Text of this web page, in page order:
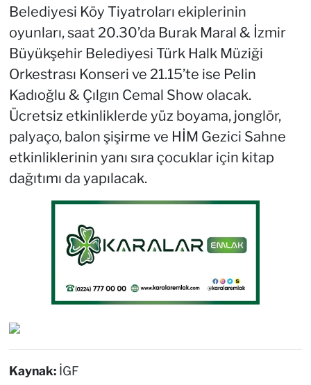
Belediyesi Köy Tiyatroları ekiplerinin
oyunları, saat 20.30’da Burak Maral & İzmir
Büyükşehir Belediyesi Türk Halk Müziği
Orkestrası Konseri ve 21.15’te ise Pelin
Kadıoğlu & Çılgın Cemal Show olacak.
Ücretsiz etkinliklerde yüz boyama, jonglör,
palyaço, balon şişirme ve HİM Gezici Sahne
etkinliklerinin yanı sıra çocuklar için kitap
dağıtımı da yapılacak.
Kaynak: İGF